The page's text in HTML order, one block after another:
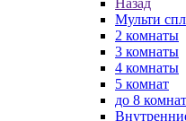
Назад
Мульти
2 комнаты
3 комнаты
4 комнаты
5 комнат
до 8 комнат